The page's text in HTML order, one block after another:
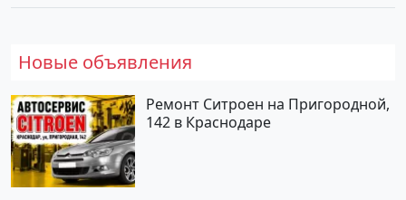
Новые объявления
Ремонт Ситроен на Пригородной,
142 в Краснодаре